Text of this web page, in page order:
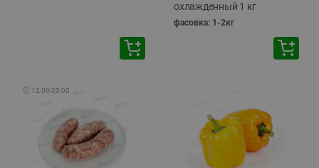
охлажденный 1 кг
фасовка: 1-2кг
🕘 12:00-20:00